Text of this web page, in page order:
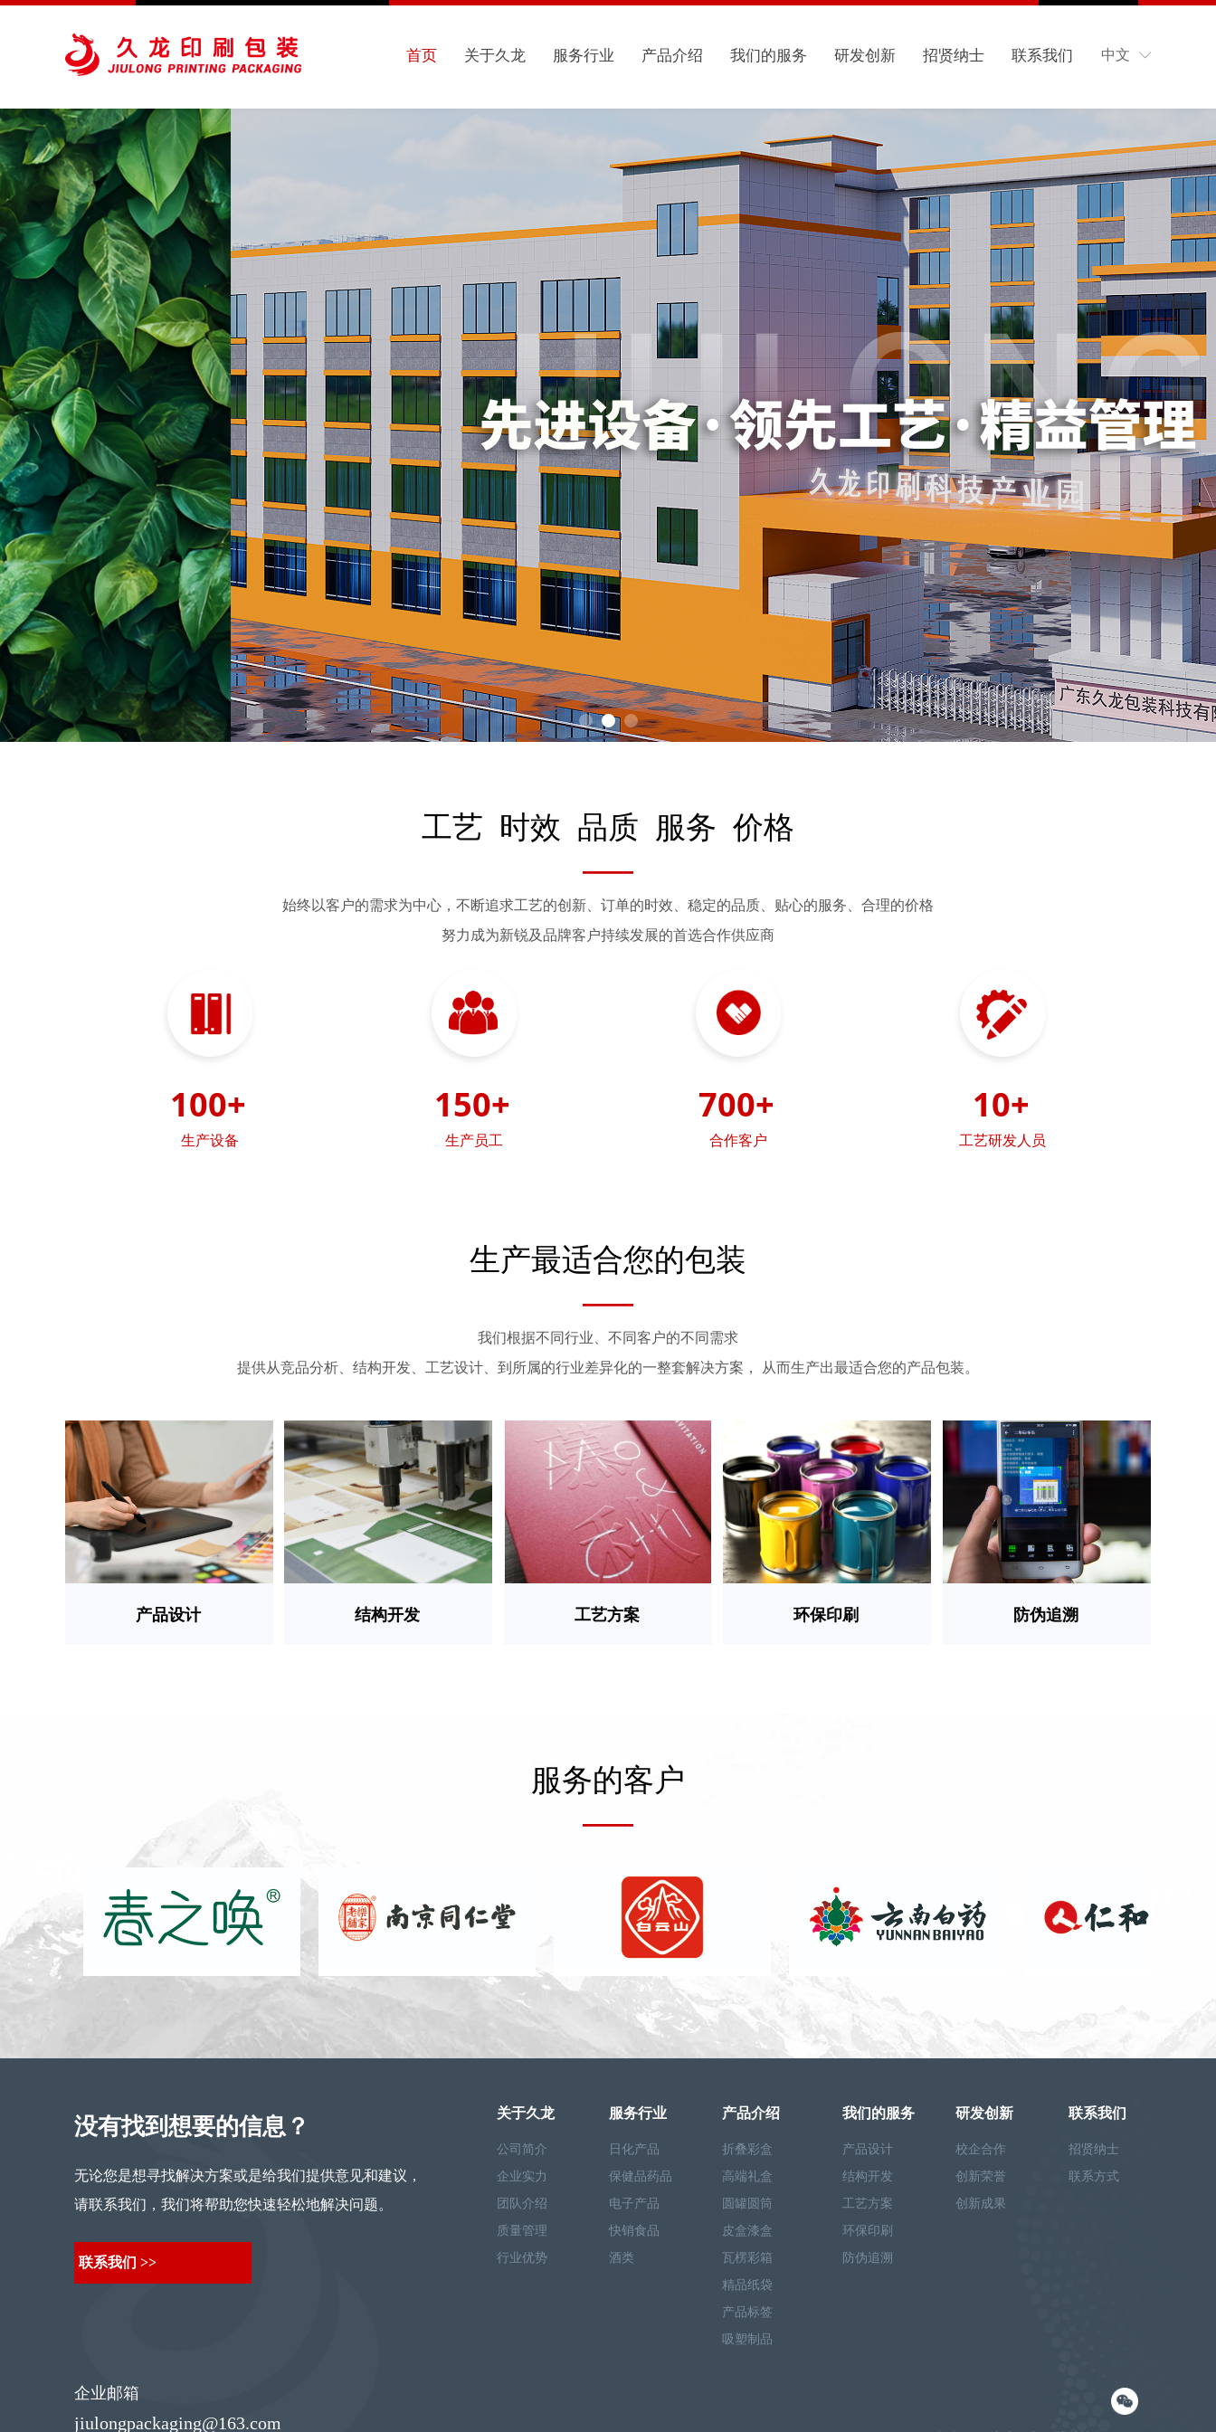
首页 关于久龙 服务行业 产品介绍 我们的服务 研发创新 招贤纳士 联系我们 ꀅ
中文
工艺 时效 品质 服务 价格
——
始终以客户的需求为中心，不断追求工艺的创新、订单的时效、稳定的品质、贴心的服务、合理的价格
努力成为新锐及品牌客户持续发展的首选合作供应商
100+
生产设备
150+
生产员工
700+
合作客户
10+
工艺研发人员
生产最适合您的包装
——
我们根据不同行业、不同客户的不同需求
提供从竞品分析、结构开发、工艺设计、到所属的行业差异化的一整套解决方案， 从而生产出最适合您的产品包装。
产品设计 环保印刷 防伪追溯
工艺方案
结构开发
服务的客户
——
没有找到想要的信息？
无论您是想寻找解决方案或是给我们提供意见和建议，
请联系我们，我们将帮助您快速轻松地解决问题。
联系我们 >>
关于久龙
公司简介
企业实力
团队介绍
质量管理
行业优势
服务行业
日化产品
保健品药品
电子产品
快销食品
酒类
产品介绍
折叠彩盒
高端礼盒
圆罐圆筒
皮盒漆盒
瓦楞彩箱
精品纸袋
产品标签
吸塑制品
校企合作
创新荣誉
创新成果
研发创新
我们的服务
产品设计
结构开发
工艺方案
环保印刷
防伪追溯
联系我们
招贤纳士
联系方式
企业邮箱
jiulongpackaging@163.com